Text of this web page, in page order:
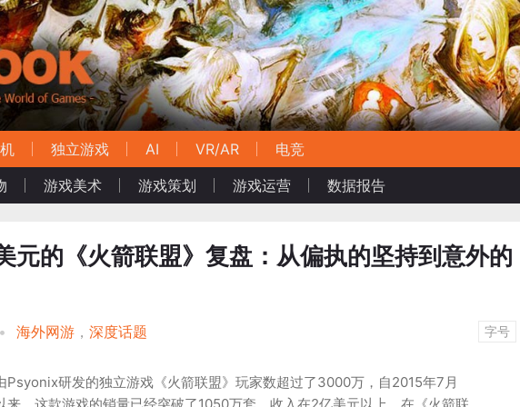
独立游戏 AI VR/AR
电竞
游戏美术 游戏策划 游戏运营 数据报告
元的《火箭联盟》复盘：从偏执的坚持到意外的
• 海外网游 ， 深度话题 字号
Psyonix研发的独立游戏《火箭联盟》玩家数超过了3000万，自2015年7月